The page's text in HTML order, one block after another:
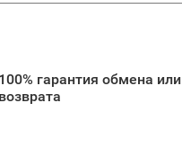
100% гарантия обмена или
возврата